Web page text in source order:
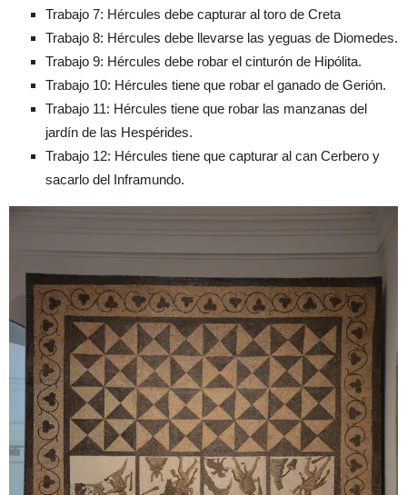
Trabajo 7: Hércules debe capturar al toro de Creta
Trabajo 8: Hércules debe llevarse las yeguas de Diomedes.
Trabajo 9: Hércules debe robar el cinturón de Hipólita.
Trabajo 10: Hércules tiene que robar el ganado de Gerión.
Trabajo 11: Hércules tiene que robar las manzanas del
jardín de las Hespérides.
Trabajo 12: Hércules tiene que capturar al can Cerbero y
sacarlo del Inframundo.